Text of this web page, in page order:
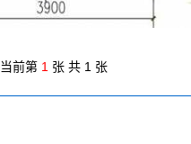
当前第 1 张 共 1 张